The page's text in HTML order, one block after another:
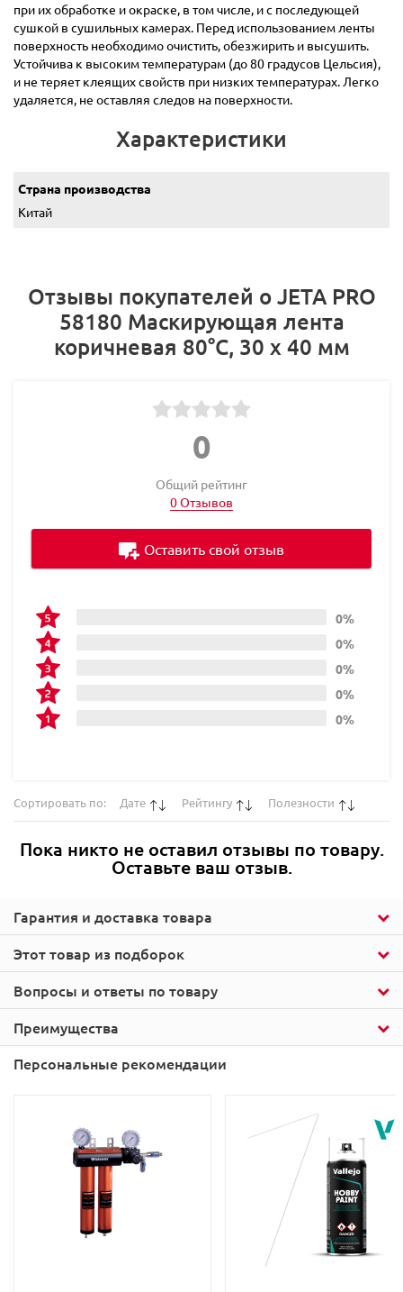
при их обработке и окраске, в том числе, и с последующей
сушкой в сушильных камерах. Перед использованием ленты
поверхность необходимо очистить, обезжирить и высушить.
Устойчива к высоким температурам (до 80 градусов Цельсия),
и не теряет клеящих свойств при низких температурах. Легко
удаляется, не оставляя следов на поверхности.
Характеристики
Страна производства
Китай
Этот товар из подборок
Гарантия и доставка товара
Отзывы покупателей о JETA PRO
58180 Маскирующая лента
коричневая 80°С, 30 x 40 мм
0
Общий рейтинг
0 Отзывов
0%
0%
0%
0%
0%
Оставить свой отзыв
Сортировать по: Дате Рейтингу Полезности
Пока никто не оставил отзывы по товару.
Оставьте ваш отзыв.
Вопросы и ответы по товару
Преимущества
Персональные рекомендации